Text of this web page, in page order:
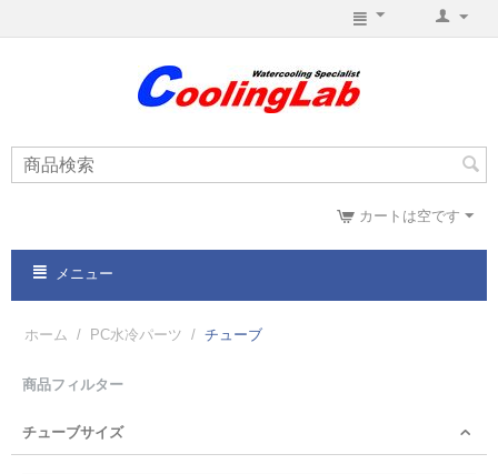
カートは空です
メニュー
ホーム / PC水冷パーツ / チューブ
商品フィルター
チューブサイズ